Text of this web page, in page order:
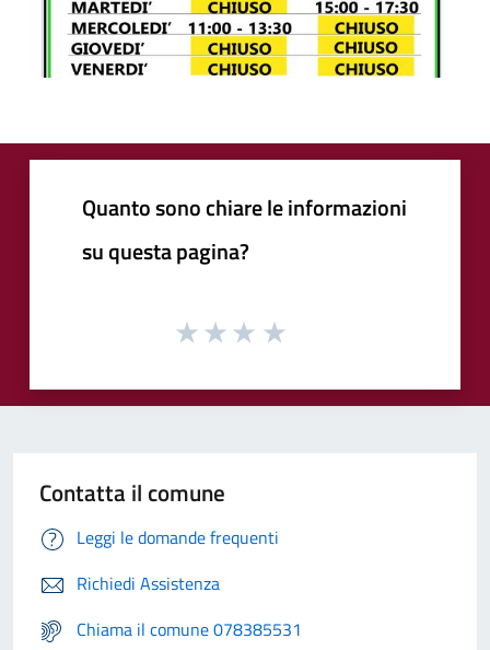
Quanto sono chiare le informazioni
su questa pagina?
Contatta il comune
Leggi le domande frequenti
Richiedi Assistenza
Chiama il comune 078385531